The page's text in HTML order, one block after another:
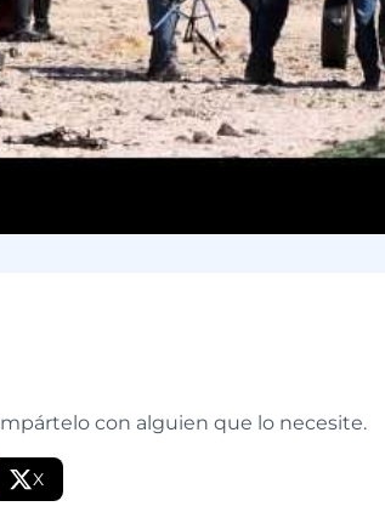
con alguien que lo necesite.
X